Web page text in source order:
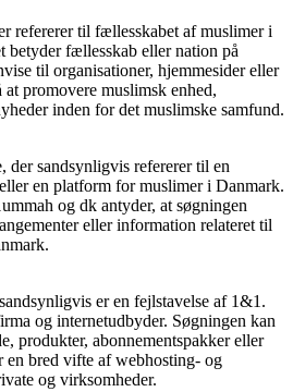
refererer til fællesskabet af muslimer i
betyder fællesskab eller nation på
til organisationer, hjemmesider eller
at promovere muslimsk enhed,
inden for det muslimske samfund.
der sandsynligvis refererer til en
en platform for muslimer i Danmark.
og dk antyder, at søgningen
eller information relateret til
er en fejlstavelse af 1&1.
og internetudbyder. Søgningen kan
produkter, abonnementspakker eller
bred vifte af webhosting- og
og virksomheder.